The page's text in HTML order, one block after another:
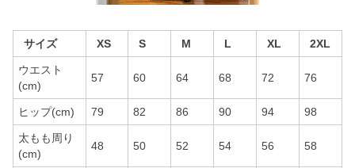
サイズ XS S M L XL 2XL
ウエスト
(cm)
57 60 64 68 72 76
ヒップ(cm) 79 82 86 90 94 98
太もも周り
(cm)
48 50 52 54 56 58